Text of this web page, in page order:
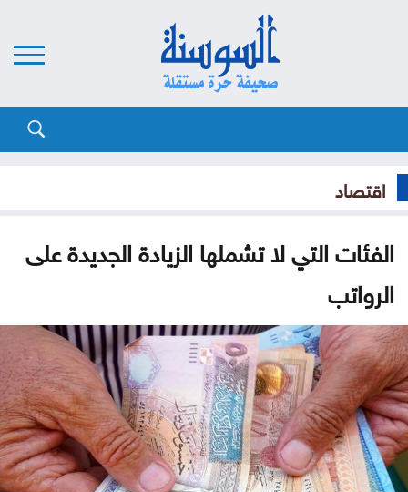
اقتصاد
الفئات التي لا تشملها الزيادة الجديدة على
الرواتب